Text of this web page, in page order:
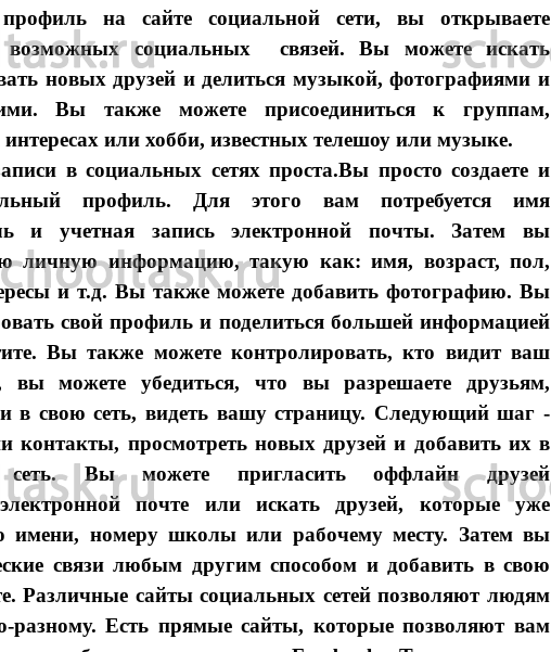
на сайте социальной сети, вы открываете
возможных социальных связей. Вы можете искать
новых друзей и делиться музыкой, фотографиями и
Вы также можете присоединиться к группам,
или хобби, известных телешоу или музыке.
в социальных сетях проста.Вы просто создаете и
профиль. Для этого вам потребуется имя
и учетная запись электронной почты. Затем вы
личную информацию, такую как: имя, возраст, пол,
и т.д. Вы также можете добавить фотографию. Вы
свой профиль и поделиться большей информацией
Вы также можете контролировать, кто видит ваш
вы можете убедиться, что вы разрешаете друзьям,
в свою сеть, видеть вашу страницу. Следующий шаг -
контакты, просмотреть новых друзей и добавить их в
сеть. Вы можете пригласить оффлайн друзей
почте или искать друзей, которые уже
имени, номеру школы или рабочему месту. Затем вы
связи любым другим способом и добавить в свою
Различные сайты социальных сетей позволяют людям
разному. Есть прямые сайты, которые позволяют вам